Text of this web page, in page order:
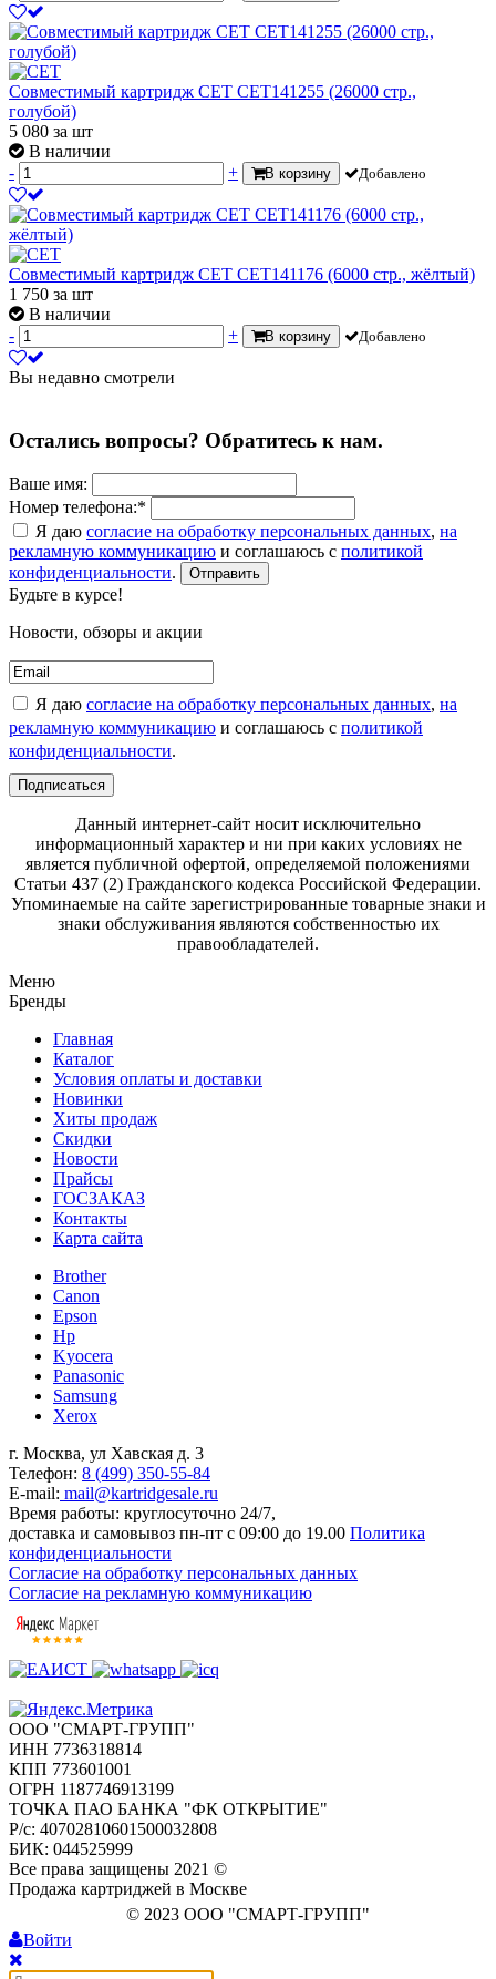
Совместимый картридж CET CET141255 (26000 стр.,
голубой)
5 080 за шт
В наличии
-
+ В корзину Добавлено
Совместимый картридж CET CET141176 (6000 стр., жёлтый)
1 750 за шт
В наличии
-
+ В корзину Добавлено
Вы недавно смотрели
Остались вопросы? Обратитесь к нам.
Ваше имя:
Номер телефона:*
Я даю согласие на обработку персональных данных, на
рекламную коммуникацию и соглашаюсь с политикой
конфиденциальности. Отправить
Будьте в курсе!
Новости, обзоры и акции
Я даю согласие на обработку персональных данных, на
рекламную коммуникацию и соглашаюсь с политикой
конфиденциальности.
Подписаться
Данный интернет-сайт носит исключительно
информационный характер и ни при каких условиях не
является публичной офертой, определяемой положениями
Статьи 437 (2) Гражданского кодекса Российской Федерации.
Упоминаемые на сайте зарегистрированные товарные знаки и
знаки обслуживания являются собственностью их
правообладателей.
Меню
Бренды
Главная
Каталог
Условия оплаты и доставки
Новинки
Хиты продаж
Скидки
Новости
Прайсы
ГОСЗАКАЗ
Контакты
Карта сайта
Brother
Canon
Epson
Hp
Kyocera
Panasonic
Samsung
Xerox
г. Москва, ул Хавская д. 3
Телефон: 8 (499) 350-55-84
E-mail: mail@kartridgesale.ru
Время работы: круглосуточно 24/7,
доставка и самовывоз пн-пт с 09:00 до 19.00 Политика
конфиденциальности
Согласие на обработку персональных данных
Согласие на рекламную коммуникацию
ООО "СМАРТ-ГРУПП"
ИНН 7736318814
КПП 773601001
ОГРН 1187746913199
ТОЧКА ПАО БАНКА "ФК ОТКРЫТИЕ"
Р/с: 40702810601500032808
БИК: 044525999
Все права защищены 2021 ©
Продажа картриджей в Москве
© 2023 ООО "СМАРТ-ГРУПП"
Войти